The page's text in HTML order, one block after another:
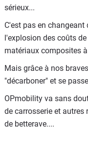
sérieux...
C'est pas en
l'explosion des coûts
matériaux composites
Mais grâce à nos
"décarboner" et se
OPmobility va sans
de carrosserie et autres
de betterave....